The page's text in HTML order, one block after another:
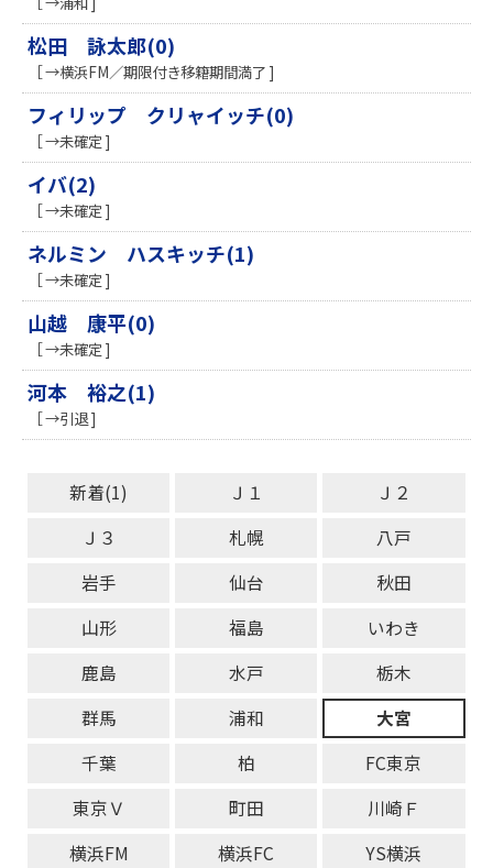
松田 詠太郎(0)
［ →横浜FM／期限付き移籍期間満了 ]
フィリップ クリャイッチ(0)
［ →未確定 ]
イバ(2)
［ →未確定 ]
ネルミン ハスキッチ(1)
［ →未確定 ]
山越 康平(0)
［ →未確定 ]
河本 裕之(1)
［ →引退 ]
新着(1) Ｊ１
Ｊ２
Ｊ３
札幌
八戸
岩手
仙台
秋田
山形
福島
いわき
鹿島
水戸
栃木
群馬
浦和
大宮
千葉
柏
FC東京
東京Ｖ
町田
川崎Ｆ
横浜FM
横浜FC
YS横浜